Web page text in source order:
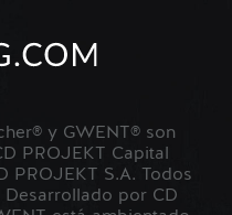
y GWENT® son
PROJEKT Capital
PROJEKT S.A. Todos
por CD